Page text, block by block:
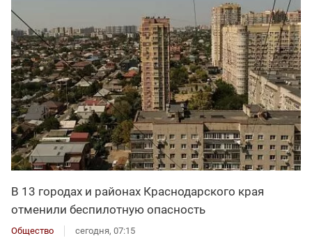
В 13 городах и районах Краснодарского края
отменили беспилотную опасность
Общество сегодня, 07:15